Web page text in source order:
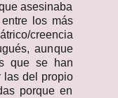
asesinaba
los más
creencia
aunque
que se han
las del propio
porque en